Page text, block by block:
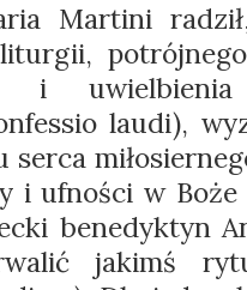
Martini
i uwielbienia
laudi),
i ufności w Boże
benedyktyn
jakimś